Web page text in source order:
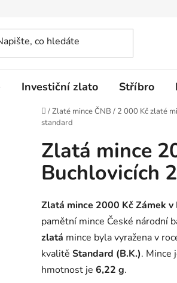
Investiční zlato Stříbro
Domů
/Zlaté mince ČNB / 2 000 Kč zlaté
standard
Zlatá mince
Buchlovicích
Zlatá mince 2000 Kč Zámek
pamětní mince České národní
zlatá mince byla vyražena v
kvalitě Standard (B.K.). Mince
hmotnost je 6,22 g.